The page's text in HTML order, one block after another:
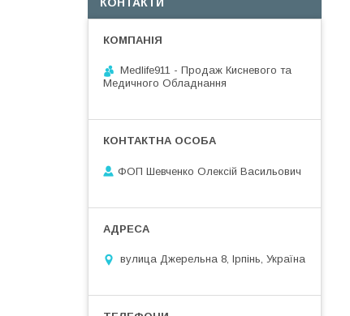
Medlife911 - Продаж Кисневого та
Медичного Обладнання
ФОП Шевченко Олексій Васильович
вулица Джерельна 8, Ірпінь, Україна